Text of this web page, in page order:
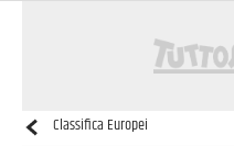
Classifica Europei